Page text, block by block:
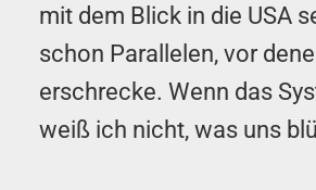
mit dem Blick in die USA
schon Parallelen, vor
erschrecke. Wenn das
weiß ich nicht, was uns